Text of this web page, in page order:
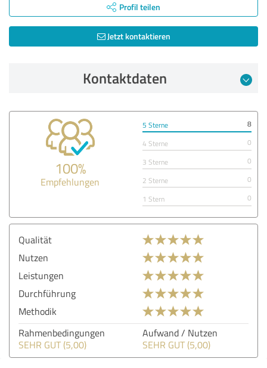
Profil teilen
Jetzt kontaktieren
Kontaktdaten
100%
Empfehlungen
5 Sterne
8
4 Sterne
0
3 Sterne
0
2 Sterne
0
1 Stern
0
Qualität
Nutzen
Leistungen
Durchführung
Methodik
Rahmenbedingungen
SEHR GUT (5,00)
Aufwand / Nutzen
SEHR GUT (5,00)